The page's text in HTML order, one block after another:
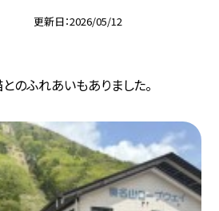
更新日 2026/05/12
のふれあいもありました。